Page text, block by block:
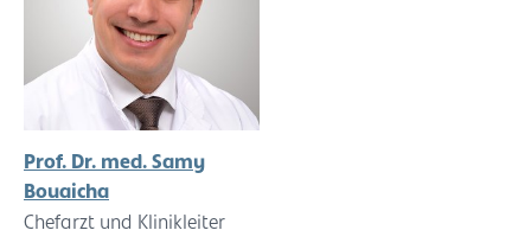
Prof. Dr. med. Samy
Bouaicha
Chefarzt und Klinikleiter